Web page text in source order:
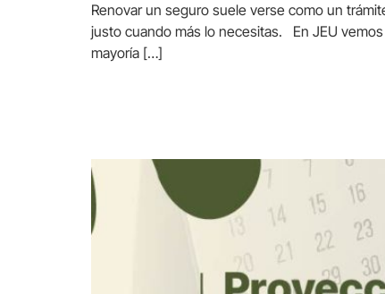
Renovar un seguro suele verse como un
justo cuando más lo necesitas. En JEU
mayoría […]